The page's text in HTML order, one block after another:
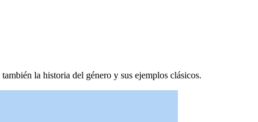
la historia del género y sus ejemplos clásicos.